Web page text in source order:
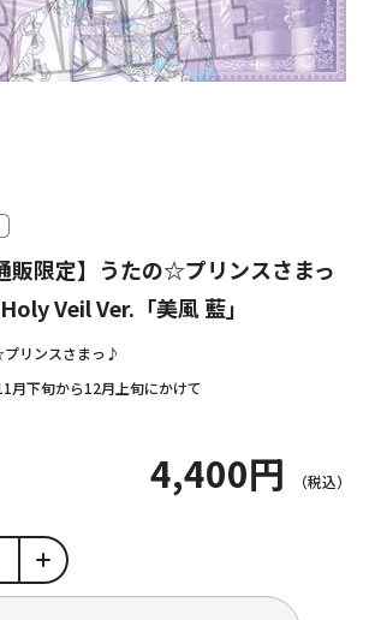
販限定】うたの☆プリンスさまっ
Veil Ver.「美風 藍」
リンスさまっ♪
月下旬から12月上旬にかけて
4,400円